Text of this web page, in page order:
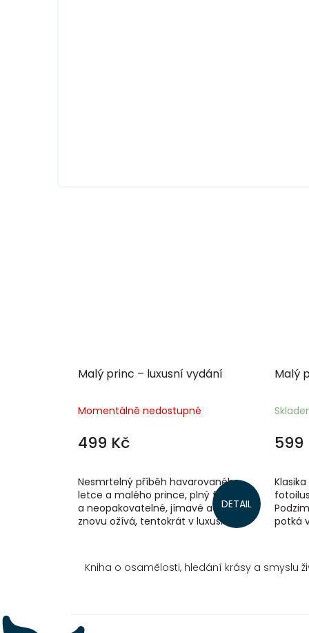
Malý princ – luxusní vydání
Momentálně nedostupné
499 Kč
DETAIL
Nesmrtelný příběh havarovaného
letce a malého prince, plný fantazie
a neopakovatelné, jímavé atmosféry,
znovu ožívá, tentokrát v luxusním
Malý
599
potká
Kniha o osamělosti, hledání krásy a smyslu